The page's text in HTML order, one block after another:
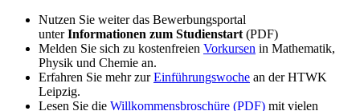
Nutzen Sie weiter das Bewerbungsportal
unterInformationen zum Studienstart (PDF)
Melden Sie sich zu kostenfreien Vorkursen in Mathematik,
Physik und Chemie an.
Erfahren Sie mehr zurEinführungswoche an der HTWK
Leipzig.
Lesen Sie die Willkommensbroschüre (PDF) mit vielen